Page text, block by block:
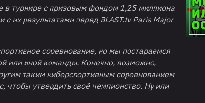
турнире с призовым фондом 1,25 миллиона
их результатами перед BLAST.tv Paris Major
соревнование, но мы постараемся
или иной команды. Конечно, возможно,
таким киберспортивным соревнованием
чтобы утвердить своё чемпионство. Ну или